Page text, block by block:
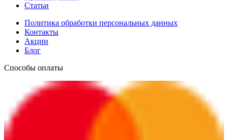
Статьи
Политика обработки персональных данных
Контакты
Акции
Блог
Способы оплаты